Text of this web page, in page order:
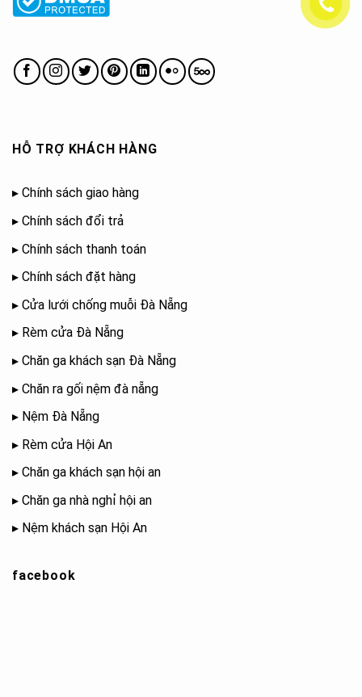
HỖ TRỢ KHÁCH HÀNG
▸ Chính sách giao hàng
▸ Chính sách đổi trả
▸ Chính sách thanh toán
▸ Chính sách đặt hàng
▸ Cửa lưới chống muỗi Đà Nẵng
▸ Rèm cửa Đà Nẵng
▸ Chăn ga khách sạn Đà Nẵng
▸ Chăn ra gối nệm đà nẵng
▸ Nệm Đà Nẵng
▸ Rèm cửa Hội An
▸ Chăn ga khách sạn hội an
▸ Chăn ga nhà nghỉ hội an
▸ Nệm khách sạn Hội An
facebook